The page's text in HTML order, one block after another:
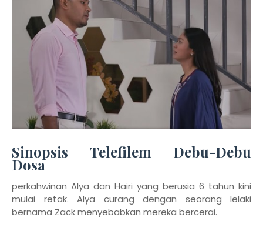
Sinopsis Telefilem Debu-Debu
Dosa
perkahwinan Alya dan Hairi yang berusia 6 tahun kini
mulai retak. Alya curang dengan seorang lelaki
bernama Zack menyebabkan mereka bercerai.